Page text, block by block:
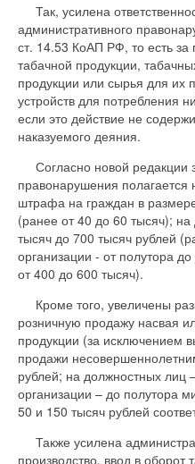
Так, усилена
административного
ст. 14.53 КоАП РФ, то есть
табачной продукции,
продукции или сырья для их
устройств для потребления
если это действие не
наказуемого деяния.
Согласно новой редакции
правонарушения
штрафа на граждан в
(ранее от 40 до 60 тысяч);
тысяч до 700 тысяч рублей
организации - от полутора
от 400 до 600 тысяч).
Кроме того, увеличены
розничную продажу насвая
продукции (за исключением
продажи
рублей; на должностных лиц
организации – до полутора
50 и 150 тысяч рублей
Также усилена
производство, ввод в оборот